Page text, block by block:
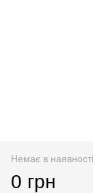
Немає в наявності
0 грн